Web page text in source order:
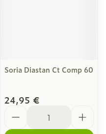
Soria Diastan Ct Comp 60
24,95 €